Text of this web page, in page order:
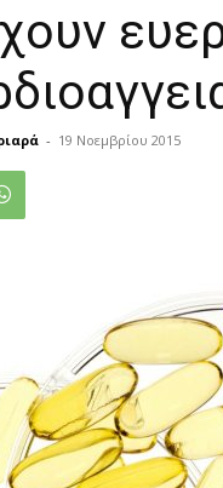
- 19 Νοεμβρίου 2015